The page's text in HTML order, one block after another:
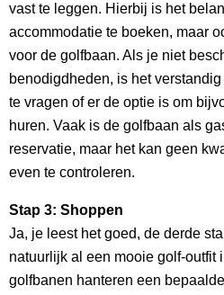
vast te leggen. Hierbij is het
accommodatie te boeken, maar
voor de golfbaan. Als je niet
benodigdheden, is het
te vragen of er de optie is om
huren. Vaak is de golfbaan als
reservatie, maar het kan geen
even te controleren.
Stap 3: Shoppen
Ja, je leest het goed, de derde
natuurlijk al een mooie golf-outfit
golfbanen hanteren een